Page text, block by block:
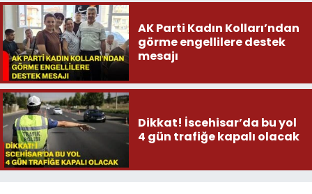
AK Parti Kadın Kolları’ndan
görme engellilere destek
mesajı
Dikkat! İscehisar’da bu yol
4 gün trafiğe kapalı olacak